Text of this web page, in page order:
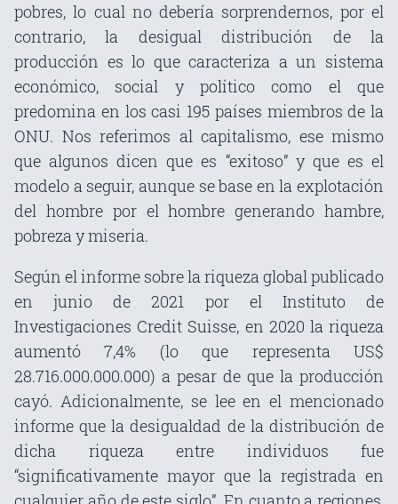
pobres, lo cual no debería sorprendernos, por el
contrario, la desigual distribución de la
producción es lo que caracteriza a un sistema
económico, social y político como el que
predomina en los casi 195 países miembros de la
ONU. Nos referimos al capitalismo, ese mismo
que algunos dicen que es “exitoso” y que es el
modelo a seguir, aunque se base en la explotación
del hombre por el hombre generando hambre,
pobreza y miseria.
Según el informe sobre la riqueza global publicado
en junio de 2021 por el Instituto de
Investigaciones Credit Suisse, en 2020 la riqueza
aumentó 7,4% (lo que representa US$
28.716.000.000.000) a pesar de que la producción
cayó. Adicionalmente, se lee en el mencionado
informe que la desigualdad de la distribución de
dicha riqueza entre individuos fue
“significativamente mayor que la registrada en